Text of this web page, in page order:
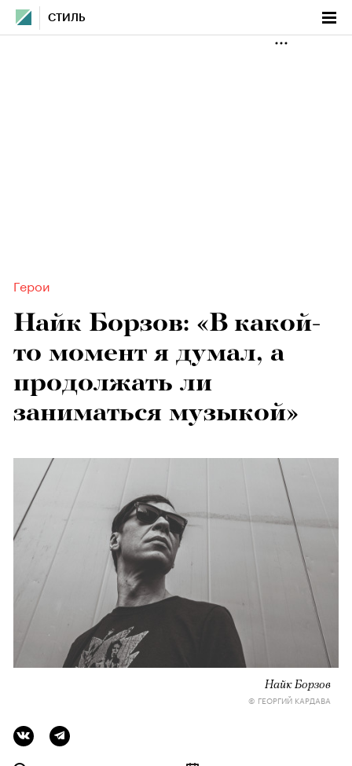
СТИЛЬ
Герои
Найк Борзов: «В какой-
то момент я думал, а
продолжать ли
заниматься музыкой»
Найк Борзов
© ГЕОРГИЙ КАРДАВА